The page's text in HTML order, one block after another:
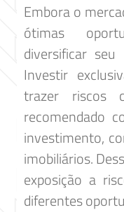
Embora o
ótimas
diversificar
Investir
trazer riscos
recomendado
investimento,
imobiliários.
exposição a
diferentes